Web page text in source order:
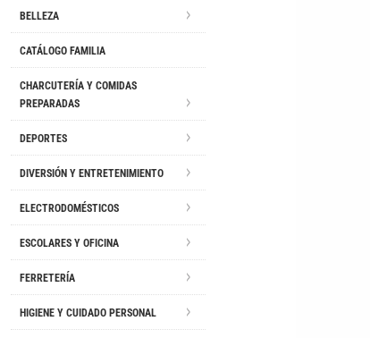
BELLEZA
CATÁLOGO FAMILIA
CHARCUTERÍA Y COMIDAS
PREPARADAS
DEPORTES
DIVERSIÓN Y ENTRETENIMIENTO
ELECTRODOMÉSTICOS
ESCOLARES Y OFICINA
FERRETERÍA
HIGIENE Y CUIDADO PERSONAL